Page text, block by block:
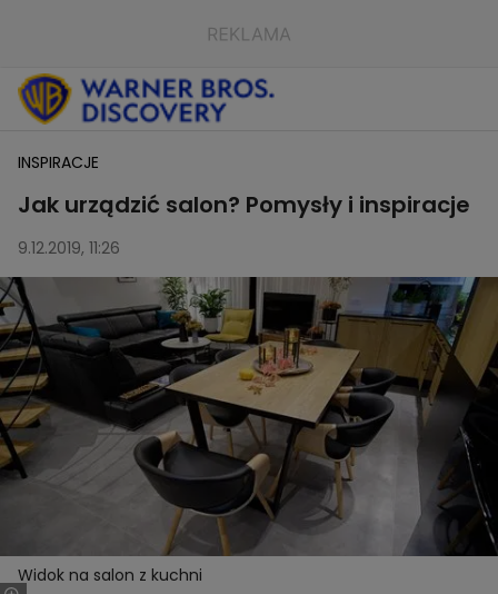
INSPIRACJE
Jak urządzić salon? Pomysły i inspiracje
9.12.2019, 11:26
Widok na salon z kuchni